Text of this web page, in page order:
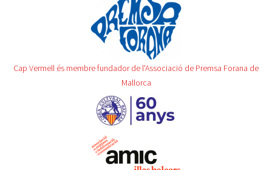
Cap Vermell és membre fundador de l'Associació de Premsa Forana de
Mallorca